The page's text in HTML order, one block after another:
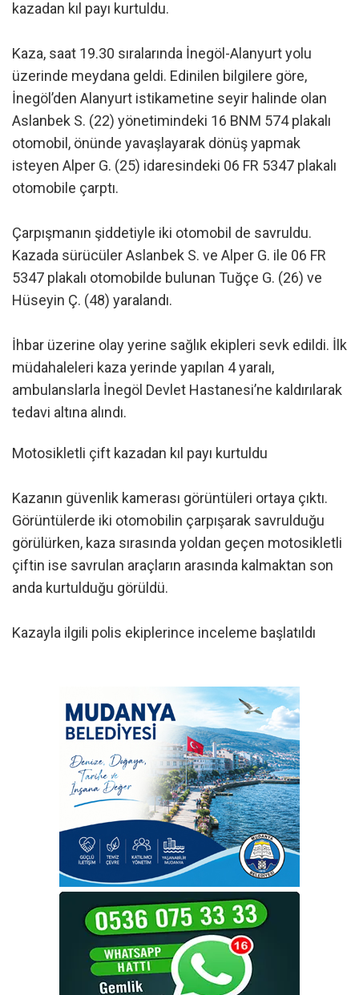
kazadan kıl payı kurtuldu.
Kaza, saat 19.30 sıralarında İnegöl-Alanyurt yolu
üzerinde meydana geldi. Edinilen bilgilere göre,
İnegöl’den Alanyurt istikametine seyir halinde olan
Aslanbek S. (22) yönetimindeki 16 BNM 574 plakalı
otomobil, önünde yavaşlayarak dönüş yapmak
isteyen Alper G. (25) idaresindeki 06 FR 5347 plakalı
otomobile çarptı.
Çarpışmanın şiddetiyle iki otomobil de savruldu.
Kazada sürücüler Aslanbek S. ve Alper G. ile 06 FR
5347 plakalı otomobilde bulunan Tuğçe G. (26) ve
Hüseyin Ç. (48) yaralandı.
İhbar üzerine olay yerine sağlık ekipleri sevk edildi. İlk
müdahaleleri kaza yerinde yapılan 4 yaralı,
ambulanslarla İnegöl Devlet Hastanesi’ne kaldırılarak
tedavi altına alındı.
Motosikletli çift kazadan kıl payı kurtuldu
Kazanın güvenlik kamerası görüntüleri ortaya çıktı.
Görüntülerde iki otomobilin çarpışarak savrulduğu
görülürken, kaza sırasında yoldan geçen motosikletli
çiftin ise savrulan araçların arasında kalmaktan son
anda kurtulduğu görüldü.
Kazayla ilgili polis ekiplerince inceleme başlatıldı